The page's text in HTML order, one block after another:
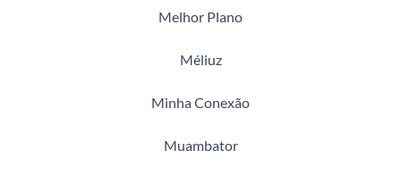
Melhor Plano
Méliuz
Minha Conexão
Muambator